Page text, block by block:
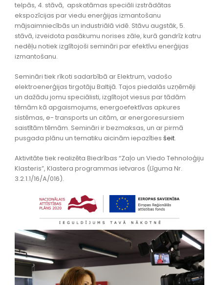
telpās, 4. stāvā, apskatāmas speciāli izstrādātas
ekspozīcijas par viedu enerģijas izmantošanu
mājsaimniecībās un industriālā vidē. Stāvu augstāk, 5.
stāvā, izveidota pasākumu norises zāle, kurā gandrīz katru
nedēļu notiek izglītojoši semināri par efektīvu enerģijas
izmantošanu.
Semināri tiek rīkoti sadarbībā ar Elektrum, vadošo
elektroenerģijas tirgotāju Baltijā. Tajos piedalās uzņēmēji
un dažādu jomu speciālisti, izglītojot viesus par tādām
tēmām kā apgaismojums, energoefektīvas apkures
sistēmas, e- transports un citām, ar energoresursiem
saistītām tēmām. Semināri ir bezmaksas, un ar pirmā
pusgada plānu un tematiku aicinām iepazīties šeit.
Aktivitāte tiek realizēta Biedrības “Zaļo un Viedo Tehnoloģiju
Klasteris”, Klastera programmas ietvaros (Līguma Nr.
3.2.1.1/16/A/016).